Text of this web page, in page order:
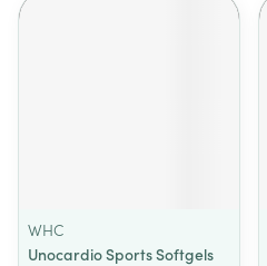
WHC
Unocardio Sports Softgels